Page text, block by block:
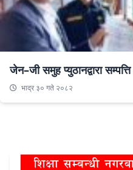
जेन–जी समुह प्युठानद्वारा
भाद्र ३० गते २०८२